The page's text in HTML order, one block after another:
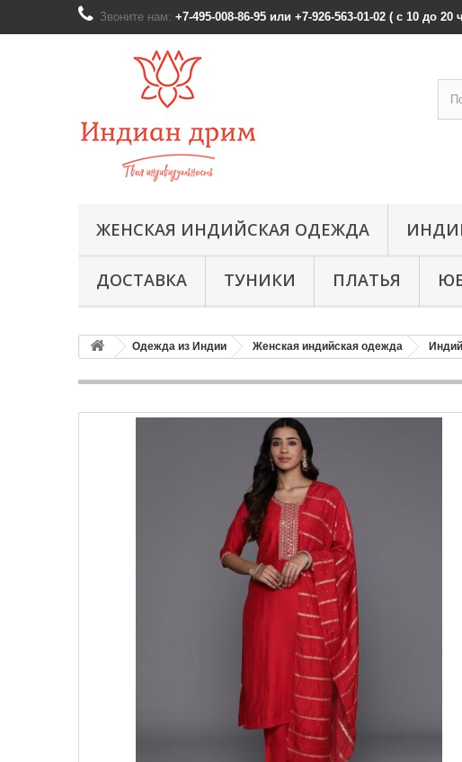
Звоните нам: +7-495-008-86-95 или +7-926-563-01-02 ( с 10 до
ЖЕНСКАЯ ИНДИЙСКАЯ ОДЕЖДА
ДОСТАВКА ТУНИКИ ПЛАТЬЯ
Одежда из Индии Женская индийская одежда